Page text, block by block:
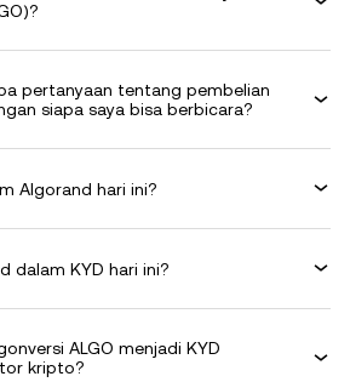
pertanyaan tentang pembelian
siapa saya bisa berbicara?
Algorand hari ini?
dalam KYD hari ini?
ALGO menjadi KYD
kripto?